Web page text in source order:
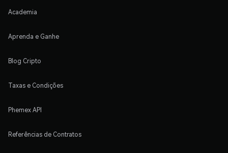
Academia
Aprenda e Ganhe
Blog Cripto
Taxas e Condições
Phemex API
Referências de Contratos